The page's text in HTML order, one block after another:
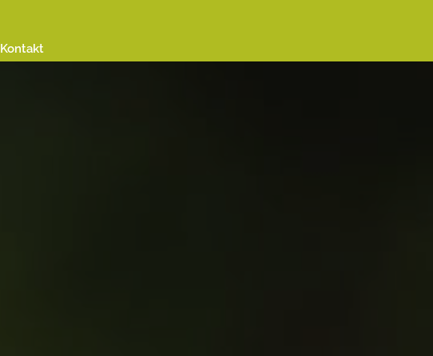
Kontakt